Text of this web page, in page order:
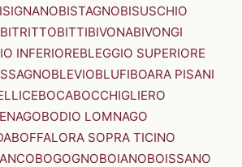
BISTAGNOBISUSCHIO
BITRITTOBITTIBIVONABIVONGI
INFERIOREBLEGGIO SUPERIORE
BLEVIOBLUFIBOARA PISANI
BOCABOCCHIGLIERO
BODIO LOMNAGO
BOFFALORA SOPRA TICINO
BOGOGNOBOIANOBOISSANO